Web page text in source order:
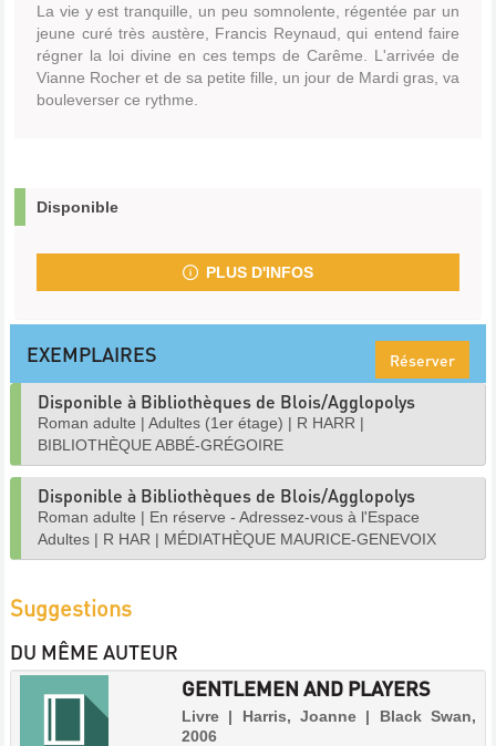
La vie y est tranquille, un peu somnolente, régentée par un
jeune curé très austère, Francis Reynaud, qui entend faire
régner la loi divine en ces temps de Carême. L'arrivée de
Vianne Rocher et de sa petite fille, un jour de Mardi gras, va
bouleverser ce rythme.
Disponible
PLUS D'INFOS
EXEMPLAIRES Réserver
Disponible à Bibliothèques de Blois/Agglopolys
Roman adulte | Adultes (1er étage) | R HARR |
BIBLIOTHÈQUE ABBÉ-GRÉGOIRE
Disponible à Bibliothèques de Blois/Agglopolys
Roman adulte | En réserve - Adressez-vous à l'Espace
Adultes | R HAR | MÉDIATHÈQUE MAURICE-GENEVOIX
Suggestions
DU MÊME AUTEUR
GENTLEMEN AND PLAYERS
Livre | Harris, Joanne | Black Swan,
2006